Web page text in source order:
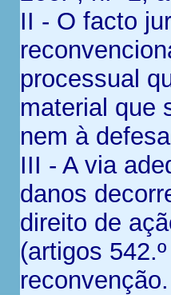
II - O facto
processual
material que
nem à
III - A via
danos
direito de
(artigos
reconvenção.